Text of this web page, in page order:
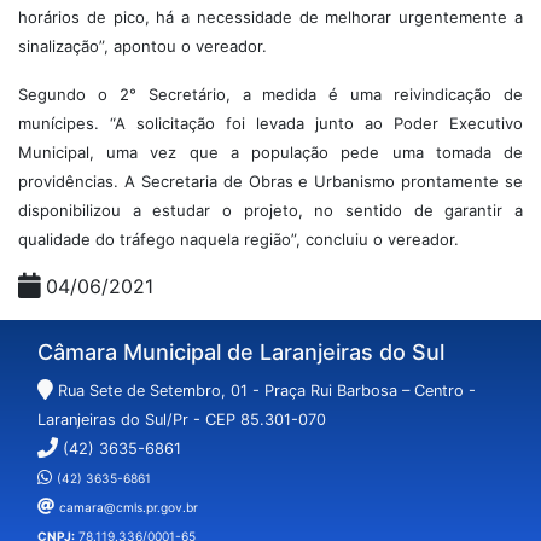
horários de pico, há a necessidade de melhorar urgentemente a
sinalização”, apontou o vereador.
Segundo o 2° Secretário, a medida é uma reivindicação de
munícipes. “A solicitação foi levada junto ao Poder Executivo
Municipal, uma vez que a população pede uma tomada de
providências. A Secretaria de Obras e Urbanismo prontamente se
disponibilizou a estudar o projeto, no sentido de garantir a
qualidade do tráfego naquela região”, concluiu o vereador.
04/06/2021
Câmara Municipal de Laranjeiras do Sul
Rua Sete de Setembro, 01 - Praça Rui Barbosa – Centro -
Laranjeiras do Sul/Pr - CEP 85.301-070
(42) 3635-6861
(42) 3635-6861
camara@cmls.pr.gov.br
CNPJ: 78.119.336/0001-65